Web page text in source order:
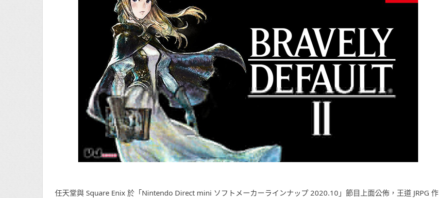
任天堂與 Square Enix 於「Nintendo Direct mini ソフトメーカーラインナップ 2020.10」節目上面公佈，王道 JRPG 作